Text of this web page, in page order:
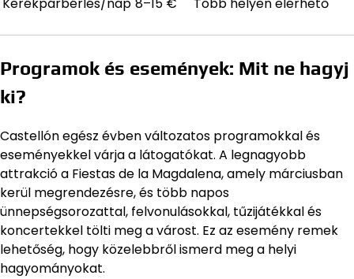
Kerékpárbérlés/nap 8–15 € Több helyen elérhető
Programok és események: Mit ne hagyj
ki?
Castellón egész évben változatos programokkal és
eseményekkel várja a látogatókat. A legnagyobb
attrakció a Fiestas de la Magdalena, amely márciusban
kerül megrendezésre, és több napos
ünnepségsorozattal, felvonulásokkal, tűzijátékkal és
koncertekkel tölti meg a várost. Ez az esemény remek
lehetőség, hogy közelebbről ismerd meg a helyi
hagyományokat.